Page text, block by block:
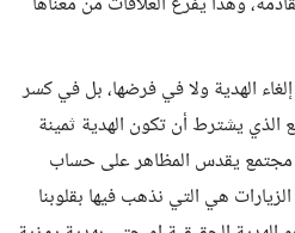
الهدية ولا في فرضها، بل في كسر
الذي يشترط أن تكون الهدية ثمينة
مجتمع يقدس المظاهر على حساب
هي التي نذهب فيها بقلوبنا